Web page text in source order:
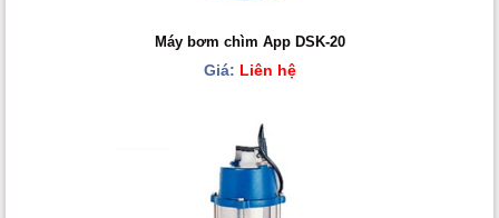
Máy bơm chìm App DSK-20
Giá: Liên hệ